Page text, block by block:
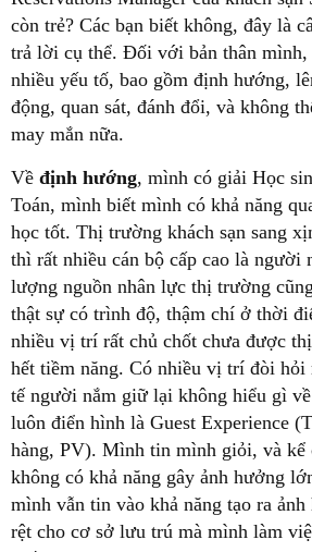
còn trẻ? Các bạn biết không, đây là
trả lời cụ thể. Đối với bản thân mình,
nhiều yếu tố, bao gồm định hướng,
động, quan sát, đánh đổi, và không
may mắn nữa.
Về định hướng, mình có giải Học
Toán, mình biết mình có khả năng
học tốt. Thị trường khách sạn sang
thì rất nhiều cán bộ cấp cao là người
lượng nguồn nhân lực thị trường
thật sự có trình độ, thậm chí ở thời
nhiều vị trí rất chủ chốt chưa được
hết tiềm năng. Có nhiều vị trí đòi hỏi
tế người nắm giữ lại không hiểu gì
luôn điển hình là Guest Experience
hàng, PV). Mình tin mình giỏi, và kể
không có khả năng gây ảnh hưởng
mình vẫn tin vào khả năng tạo ra
rệt cho cơ sở lưu trú mà mình làm